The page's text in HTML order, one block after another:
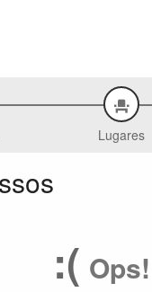
Lugares
:( Ops!